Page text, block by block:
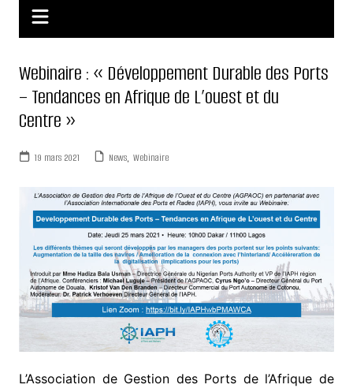
Webinaire : « Développement Durable des Ports
– Tendances en Afrique de L’ouest et du
Centre »
19 mars 2021 News, Webinaire
L’Association de Gestion des Ports de l’Afrique de